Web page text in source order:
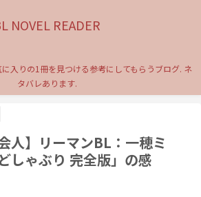
NOVEL READER
入りの1冊を見つける参考にしてもらうブログ. ネ
タバレあります.
人】リーマンBL：一穂ミ
しゃぶり 完全版」の感